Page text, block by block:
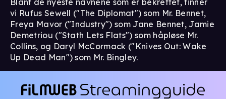
Blant de nyeste navnene som er bekreftet, finner
vi Rufus Sewell ("The Diplomat") som Mr. Bennet,
Freya Mavor ("Industry") som Jane Bennet, Jamie
Demetriou ("Stath Lets Flats") som håpløse Mr.
Collins, og Daryl McCormack ("Knives Out: Wake
Up Dead Man") som Mr. Bingley.